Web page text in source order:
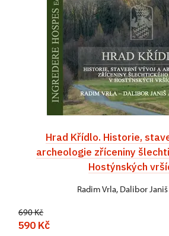
Hrad Křídlo. Historie,
archeologie zříceniny
Hostýnských
Radim Vrla, Dalibor
690 Kč
590 Kč